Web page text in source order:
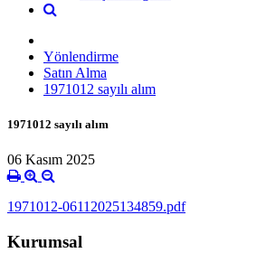
Yönlendirme
Satın Alma
1971012 sayılı alım
1971012 sayılı alım
06 Kasım 2025
1971012-06112025134859.pdf
Kurumsal